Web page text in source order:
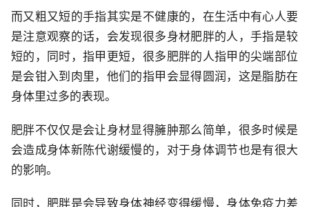
而又粗又短的手指其实是不健康的，在生活中有心人要
是注意观察的话，会发现很多身材肥胖的人，手指是较
短的，同时，指甲更短，很多肥胖的人指甲的尖端部位
是会钳入到肉里，他们的指甲会显得圆润，这是脂肪在
身体里过多的表现。
肥胖不仅仅是会让身材显得臃肿那么简单，很多时候是
会造成身体新陈代谢缓慢的，对于身体调节也是有很大
的影响。
同时，肥胖是会导致身体神经变得缓慢，身体免疫力差